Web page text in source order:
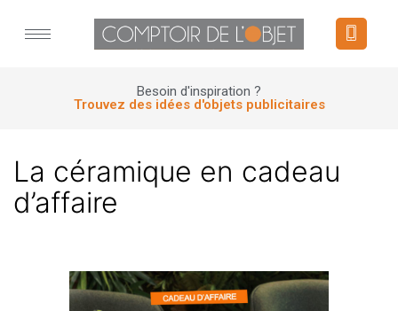
Besoin d'inspiration ?
Trouvez des idées d'objets publicitaires
La céramique en cadeau
d’affaire
Panneau de gestion des cookies